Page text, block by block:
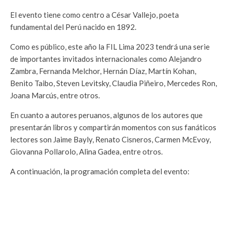
El evento tiene como centro a César Vallejo, poeta
fundamental del Perú nacido en 1892.
Como es público, este año la FIL Lima 2023 tendrá una serie
de importantes invitados internacionales como Alejandro
Zambra, Fernanda Melchor, Hernán Díaz, Martín Kohan,
Benito Taibo, Steven Levitsky, Claudia Piñeiro, Mercedes Ron,
Joana Marcús, entre otros.
En cuanto a autores peruanos, algunos de los autores que
presentarán libros y compartirán momentos con sus fanáticos
lectores son Jaime Bayly, Renato Cisneros, Carmen McEvoy,
Giovanna Pollarolo, Alina Gadea, entre otros.
A continuación, la programación completa del evento: